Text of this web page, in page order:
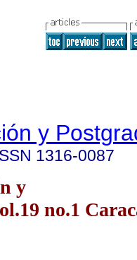
y
1316-0087
y
no.1